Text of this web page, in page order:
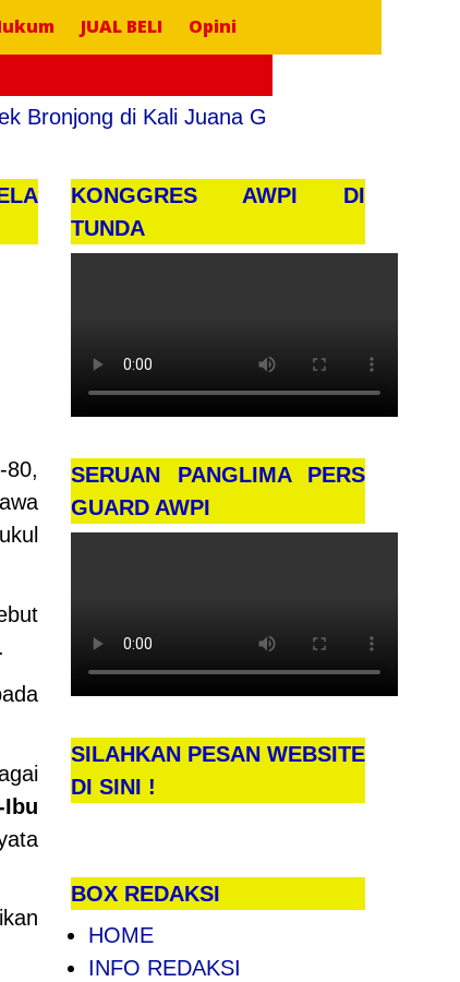
JUAL BELI Opini
di Kali Juana Gunung Slamet Tegal
KONGGRES AWPI DI
TUNDA
SERUAN PANGLIMA PERS
GUARD AWPI
SILAHKAN PESAN WEBSITE
DI SINI !
BOX REDAKSI
HOME
INFO REDAKSI